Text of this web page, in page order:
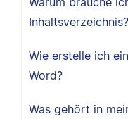
Inhaltsverzeichnis?
Wie erstelle ich
Word?
Was gehört in